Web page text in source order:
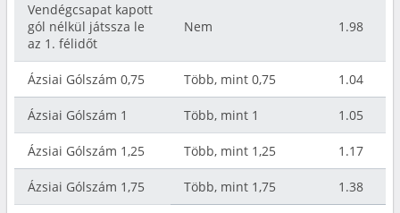
Vendégcsapat kapott
gól nélkül játssza le
az 1. félidőt
Nem 1.98
Ázsiai Gólszám 0,75 Több, mint 0,75 1.04
Ázsiai Gólszám 1 Több, mint 1 1.05
Ázsiai Gólszám 1,25 Több, mint 1,25 1.17
Ázsiai Gólszám 1,75 Több, mint 1,75 1.38